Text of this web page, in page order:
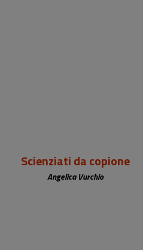
Scienziati da copione
Angelica Vurchio